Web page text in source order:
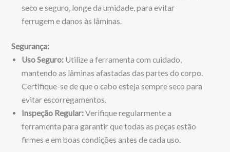
seco e seguro, longe da umidade, para evitar
ferrugem e danos às lâminas.
Segurança:
Uso Seguro: Utilize a ferramenta com cuidado,
mantendo as lâminas afastadas das partes do corpo.
Certifique-se de que o cabo esteja sempre seco para
evitar escorregamentos.
Inspeção Regular:Verifique regularmente a
ferramenta para garantir que todas as peças estão
firmes e em boas condições antes de cada uso.